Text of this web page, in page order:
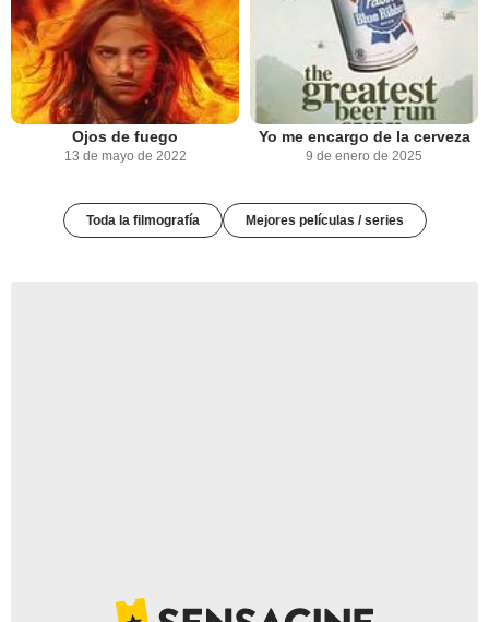
Ojos de fuego
13 de mayo de 2022
Yo me encargo de la cerveza
9 de enero de 2025
Toda la filmografía Mejores películas / series